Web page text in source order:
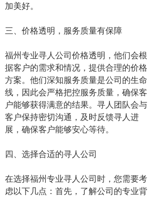
加美好。
三、价格透明，服务质量有保障
福州专业寻人公司价格透明，他们会根
据客户的需求和情况，提供合理的价格
方案。他们深知服务质量是公司的生命
线，因此会严格把控服务质量，确保客
户能够获得满意的结果。寻人团队会与
客户保持密切沟通，及时反馈寻人进
展，确保客户能够安心等待。
四、选择合适的寻人公司
在选择福州专业寻人公司时，您需要考
虑以下几点：首先，了解公司的专业背